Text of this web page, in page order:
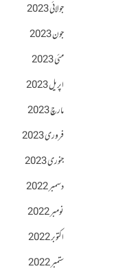
جولائی 2023
جون 2023
مئی 2023
اپریل 2023
مارچ 2023
فروری 2023
جنوری 2023
دسمبر 2022
نومبر 2022
اکتوبر 2022
ستمبر 2022